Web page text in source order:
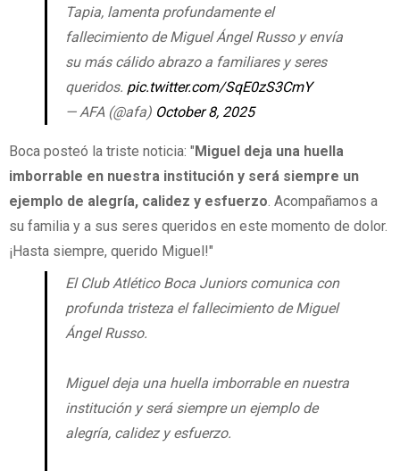
Tapia, lamenta profundamente el
fallecimiento de Miguel Ángel Russo y envía
su más cálido abrazo a familiares y seres
queridos. pic.twitter.com/SqE0zS3CmY
— AFA (@afa) October 8, 2025
Boca posteó la triste noticia: " Miguel deja una huella
imborrable en nuestra institución y será siempre un
ejemplo de alegría, calidez y esfuerzo. Acompañamos a
su familia y a sus seres queridos en este momento de dolor.
¡Hasta siempre, querido Miguel!"
El Club Atlético Boca Juniors comunica con
profunda tristeza el fallecimiento de Miguel
Ángel Russo.
Miguel deja una huella imborrable en nuestra
institución y será siempre un ejemplo de
alegría, calidez y esfuerzo.